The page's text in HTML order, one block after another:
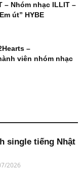
– Nhóm nhạc ILLIT –
út” HYBE
–
viên nhóm nhạc
single tiếng Nhật
2026